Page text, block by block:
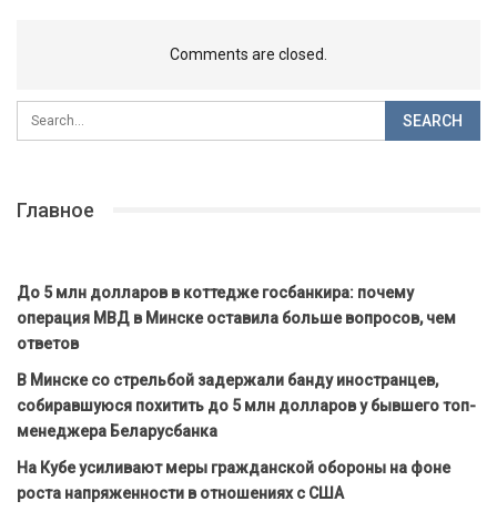
Comments are closed.
Главное
До 5 млн долларов в коттедже госбанкира: почему
операция МВД в Минске оставила больше вопросов, чем
ответов
В Минске со стрельбой задержали банду иностранцев,
собиравшуюся похитить до 5 млн долларов у бывшего топ-
менеджера Беларусбанка
На Кубе усиливают меры гражданской обороны на фоне
роста напряженности в отношениях с США